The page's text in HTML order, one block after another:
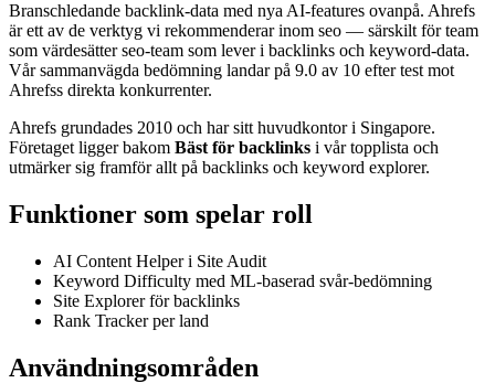
Branschledande backlink-data med nya AI-features ovanpå. Ahrefs
är ett av de verktyg vi rekommenderar inom seo — särskilt för team
som värdesätter seo-team som lever i backlinks och keyword-data.
Vår sammanvägda bedömning landar på 9.0 av 10 efter test mot
Ahrefss direkta konkurrenter.
Ahrefs grundades 2010 och har sitt huvudkontor i Singapore.
Företaget ligger bakom Bäst för backlinks i vår topplista och
utmärker sig framför allt på backlinks och keyword explorer.
Funktioner som spelar roll
AI Content Helper i Site Audit
Keyword Difficulty med ML-baserad svår-bedömning
Site Explorer för backlinks
Rank Tracker per land
Användningsområden